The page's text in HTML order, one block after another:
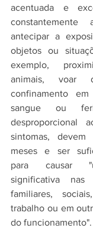
acentuada e
antecipar a
objetos ou
exemplo,
animais, voar
confinamento
sangue ou
desproporcional
sintomas,
meses e ser
para causar
significativa nas
familiares,
trabalho ou em
do funcionamento".